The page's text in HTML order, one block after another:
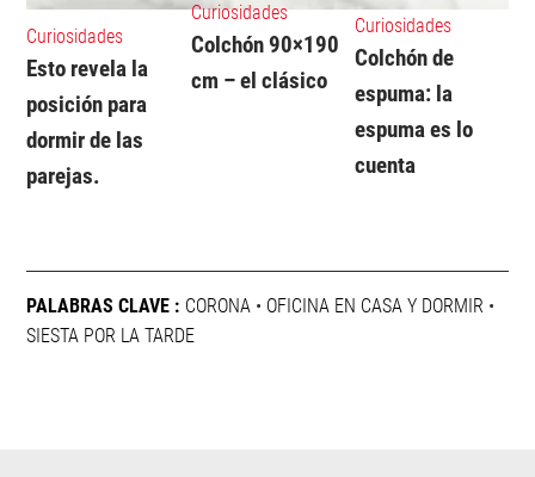
Curiosidades
Esto revela la
posición para
dormir de las
parejas.
Curiosidades
Colchón 90×190
cm – el clásico
Curiosidades
Colchón de
espuma: la
espuma es lo
cuenta
PALABRAS CLAVE : CORONA • OFICINA EN CASA Y DORMIR •
SIESTA POR LA TARDE